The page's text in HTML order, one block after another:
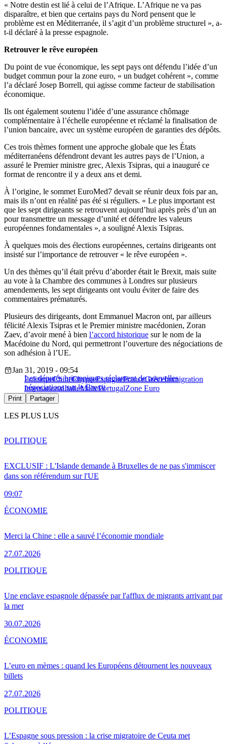
« Notre destin est lié à celui de l’Afrique. L’Afrique ne va pas
disparaître, et bien que certains pays du Nord pensent que le
problème est en Méditerranée, il s’agit d’un problème structurel », a-
t-il déclaré à la presse espagnole.
Retrouver le rêve européen
Du point de vue économique, les sept pays ont défendu l’idée d’un
budget commun pour la zone euro, « un budget cohérent », comme
l’a déclaré Josep Borrell, qui agisse comme facteur de stabilisation
économique.
Ils ont également soutenu l’idée d’une assurance chômage
complémentaire à l’échelle européenne et réclamé la finalisation de
l’union bancaire, avec un système européen de garanties des dépôts.
Ces trois thèmes forment une approche globale que les États
méditerranéens défendront devant les autres pays de l’Union, a
assuré le Premier ministre grec, Alexis Tsipras, qui a inauguré ce
format de rencontre il y a deux ans et demi.
À l’origine, le sommet EuroMed7 devait se réunir deux fois par an,
mais ils n’ont en réalité pas été si réguliers. « Le plus important est
que les sept dirigeants se retrouvent aujourd’hui après près d’un an
pour transmettre un message d’unité et défendre les valeurs
européennes fondamentales », a souligné Alexis Tsipras.
À quelques mois des élections européennes, certains dirigeants ont
insisté sur l’importance de retrouver « le rêve européen ».
Un des thèmes qu’il était prévu d’aborder était le Brexit, mais suite
au vote à la Chambre des communes à Londres sur plusieurs
amendements, les sept dirigeants ont voulu éviter de faire des
commentaires prématurés.
Plusieurs des dirigeants, dont Emmanuel Macron ont, par ailleurs
félicité Alexis Tsipras et le Premier ministre macédonien, Zoran
Zaev, d’avoir mené à bien l’accord historique sur le nom de la
Macédoine du Nord, qui permettront l’ouverture des négociations de
son adhésion à l’UE.
Les députés britanniques réclament de nouvelles
négociations sur le Brexit
Jan 31, 2019 - 09:54
PolitiqueChineChypreEspagneFranceGrèceImmigration
InternationalItalieMaltePortugalZone Euro
Print Partager
LES PLUS LUS
EXCLUSIF : L'Islande demande à Bruxelles de ne pas s'immiscer
dans son référendum sur l'UE
09:07
POLITIQUE
Merci la Chine : elle a sauvé l’économie mondiale
27.07.2026
ÉCONOMIE
Une enclave espagnole dépassée par l'afflux de migrants arrivant par
la mer
30.07.2026
POLITIQUE
L’euro en mèmes : quand les Européens détournent les nouveaux
billets
27.07.2026
ÉCONOMIE
L’Espagne sous pression : la crise migratoire de Ceuta met
POLITIQUE